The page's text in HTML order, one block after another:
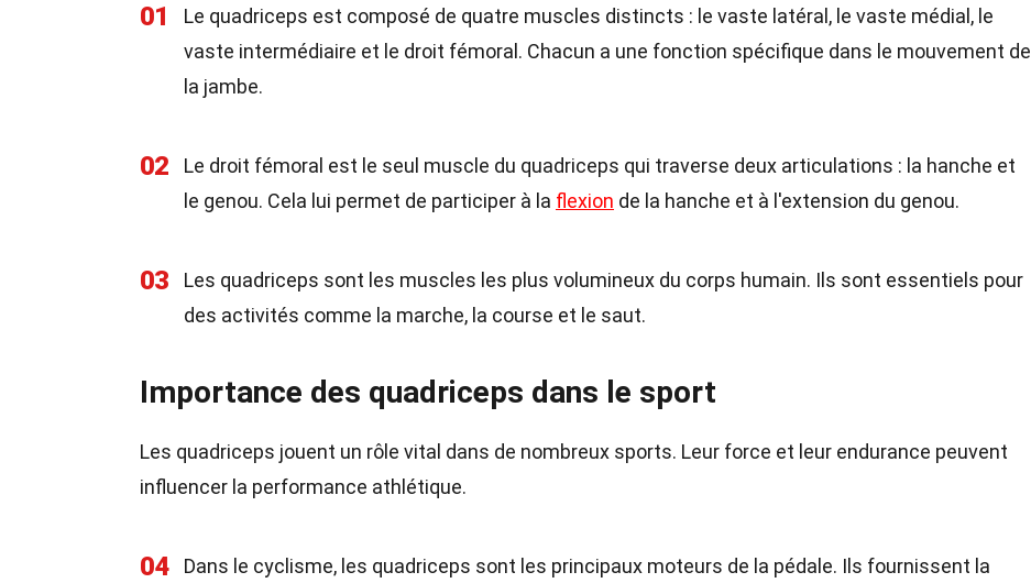
01
Le quadriceps est composé de quatre muscles distincts : le vaste latéral, le vaste médial, le
vaste intermédiaire et le droit fémoral. Chacun a une fonction spécifique dans le mouvement de
la jambe.
02
Le droit fémoral est le seul muscle du quadriceps qui traverse deux articulations : la hanche et
le genou. Cela lui permet de participer à la flexion de la hanche et à l'extension du genou.
03
Les quadriceps sont les muscles les plus volumineux du corps humain. Ils sont essentiels pour
des activités comme la marche, la course et le saut.
Importance des quadriceps dans le sport
Les quadriceps jouent un rôle vital dans de nombreux sports. Leur force et leur endurance peuvent
influencer la performance athlétique.
04
Dans le cyclisme, les quadriceps sont les principaux moteurs de la pédale. Ils fournissent la